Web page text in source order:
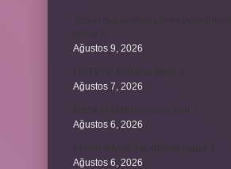
Ağustos 9, 2026
Ağustos 7, 2026
Ağustos 6, 2026
Ağustos 6, 2026